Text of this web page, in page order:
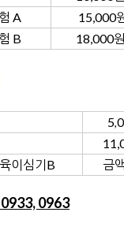
A
15,000
험 B
18,000원
5,
이심기B
금
0963